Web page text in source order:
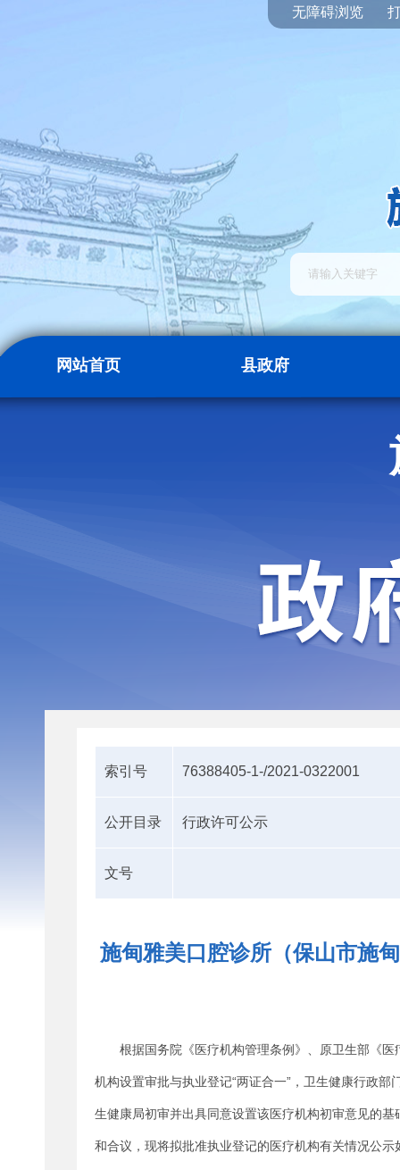
无障碍浏览
网站首页 县政府
索引号 76388405-1-/2021-0322001
公开目录 行政许可公示
文号
施甸雅美口腔诊所（保山市施
根据国务院《医疗机构管理条例》、原卫生部《
机构设置审批与执业登记“两证合一”，卫生健康行政
生健康局初审并出具同意设置该医疗机构初审意见的
和合议，现将拟批准执业登记的医疗机构有关情况公示